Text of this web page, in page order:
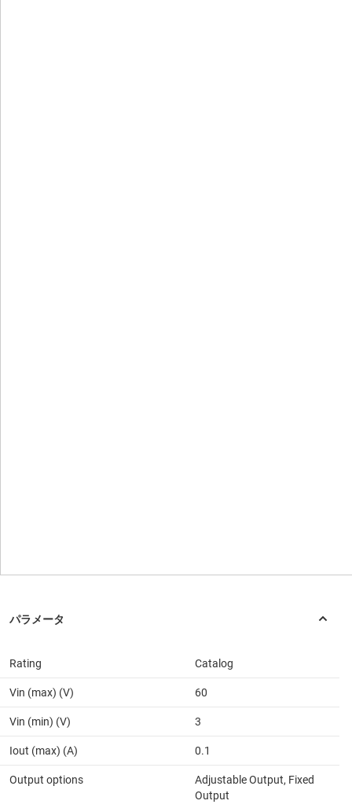
Rating Catalog
Vin (max) (V) 60
Vin (min) (V) 3
Iout (max) (A) 0.1
Output options
Adjustable Output, Fixed
Output